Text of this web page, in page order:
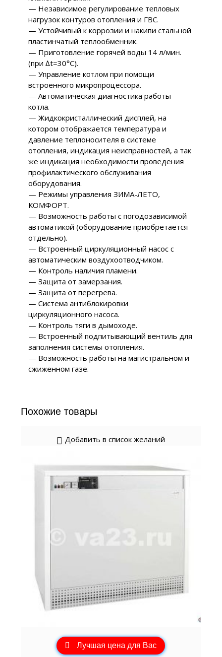
— Независимое регулирование тепловых
нагрузок контуров отопления и ГВС.
— Устойчивый к коррозии и накипи стальной
пластинчатый теплообменник.
— Приготовление горячей воды 14 л/мин.
(при ∆t=30°С).
— Управление котлом при помощи
встроенного микропроцессора.
— Автоматическая диагностика работы
котла.
— Жидкокристаллический дисплей, на
котором отображается температура и
давление теплоносителя в системе
отопления, индикация неисправностей, а так
же индикация необходимости проведения
профилактического обслуживания
оборудования.
— Режимы управления ЗИМА-ЛЕТО,
КОМФОРТ.
— Возможность работы с погодозависимой
автоматикой (оборудование приобретается
отдельно).
— Встроенный циркуляционный насос с
автоматическим воздухоотводчиком.
— Контроль наличия пламени.
— Защита от замерзания.
— Защита от перегрева.
— Система антиблокировки
циркуляционного насоса.
— Контроль тяги в дымоходе.
— Встроенный подпитывающий вентиль для
заполнения системы отопления.
— Возможность работы на магистральном и
сжиженном газе.
Похожие товары
Добавить в список желаний
Лучшая цена для Вас